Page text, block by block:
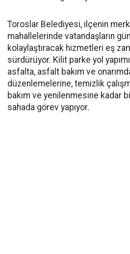
Toroslar Belediyesi, ilçenin
mahallelerinde vatandaşların
kolaylaştıracak hizmetleri eş
sürdürüyor. Kilit parke yol
asfalta, asfalt bakım ve
düzenlemelerine, temizlik
bakım ve yenilenmesine kadar
sahada görev yapıyor.